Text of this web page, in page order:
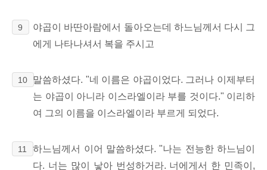
9
야곱이 바딴아람에서 돌아오는데 하느님께서 다시 그
에게 나타나셔서 복을 주시고
10
말씀하셨다. "네 이름은 야곱이었다. 그러나 이제부터
는 야곱이 아니라 이스라엘이라 부를 것이다." 이리하
여 그의 이름을 이스라엘이라 부르게 되었다.
11
하느님께서 이어 말씀하셨다. "나는 전능한 하느님이
다. 너는 많이 낳아 번성하거라. 너에게서 한 민족이,